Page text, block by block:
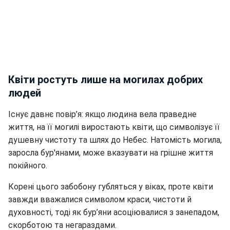
Квіти ростуть лише на могилах добрих
людей
Існує давнє повір’я: якщо людина вела праведне
життя, на її могилі виростають квіти, що символізує її
душевну чистоту та шлях до Небес. Натомість могила,
заросла бур'янами, може вказувати на грішне життя
покійного.
Корені цього забобону губляться у віках, проте квіти
завжди вважалися символом краси, чистоти й
духовності, тоді як бур’яни асоціювалися з занепадом,
скорботою та негараздами.